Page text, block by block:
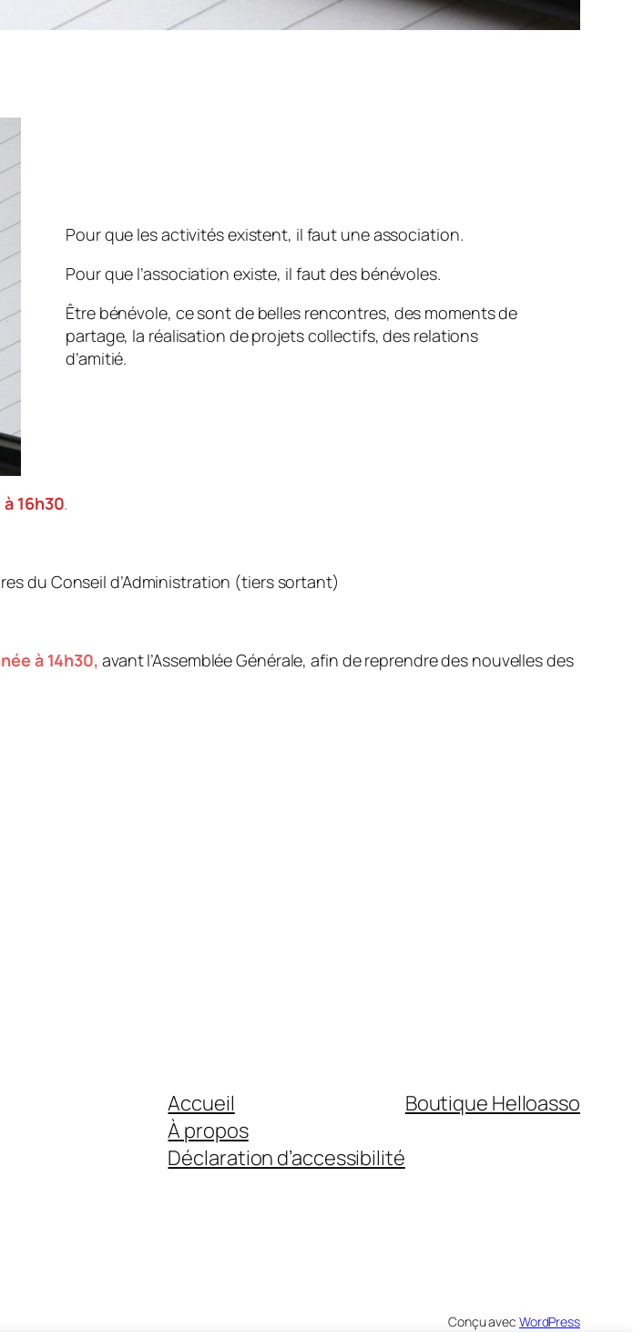
Pour que les activités existent, il faut une association.
Pour que l’association existe, il faut des bénévoles.
Être bénévole, ce sont de belles rencontres, des moments de
partage, la réalisation de projets collectifs, des relations
d’amitié.
16h30.
du Conseil d’Administration (tiers sortant)
à 14h30, avant l’Assemblée Générale, afin de reprendre des nouvelles des
Accueil
À propos
Déclaration d’accessibilité
Boutique Helloasso
Conçu avec WordPress